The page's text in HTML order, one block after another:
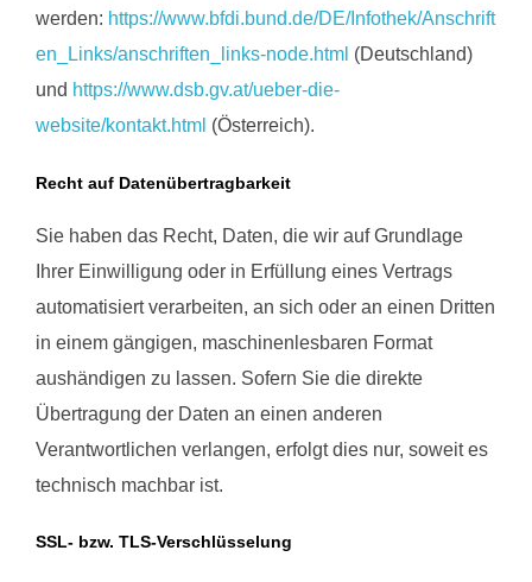
werden: https://www.bfdi.bund.de/DE/Infothek/Anschrift
en_Links/anschriften_links-node.html (Deutschland)
und https://www.dsb.gv.at/ueber-die-
website/kontakt.html (Österreich).
Recht auf Datenübertragbarkeit
Sie haben das Recht, Daten, die wir auf Grundlage
Ihrer Einwilligung oder in Erfüllung eines Vertrags
automatisiert verarbeiten, an sich oder an einen Dritten
in einem gängigen, maschinenlesbaren Format
aushändigen zu lassen. Sofern Sie die direkte
Übertragung der Daten an einen anderen
Verantwortlichen verlangen, erfolgt dies nur, soweit es
technisch machbar ist.
SSL- bzw. TLS-Verschlüsselung